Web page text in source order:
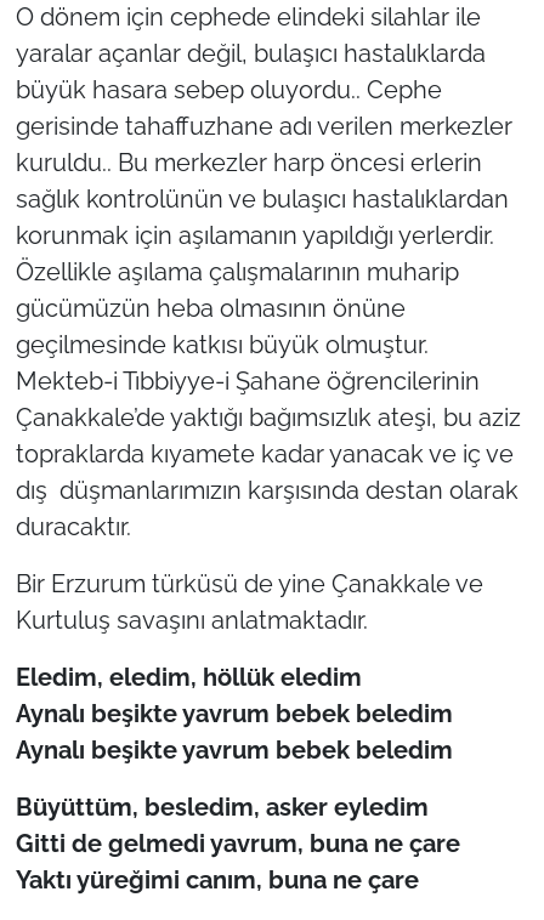
O dönem için cephede elindeki silahlar ile
yaralar açanlar değil, bulaşıcı hastalıklarda
büyük hasara sebep oluyordu.. Cephe
gerisinde tahaffuzhane adı verilen merkezler
kuruldu.. Bu merkezler harp öncesi erlerin
sağlık kontrolünün ve bulaşıcı hastalıklardan
korunmak için aşılamanın yapıldığı yerlerdir.
Özellikle aşılama çalışmalarının muharip
gücümüzün heba olmasının önüne
geçilmesinde katkısı büyük olmuştur.
Mekteb-i Tıbbiyye-i Şahane öğrencilerinin
Çanakkale’de yaktığı bağımsızlık ateşi, bu aziz
topraklarda kıyamete kadar yanacak ve iç ve
dış düşmanlarımızın karşısında destan olarak
duracaktır.
Bir Erzurum türküsü de yine Çanakkale ve
Kurtuluş savaşını anlatmaktadır.
Eledim, eledim, höllük eledim
Aynalı beşikte yavrum bebek beledim
Aynalı beşikte yavrum bebek beledim
Büyüttüm, besledim, asker eyledim
Gitti de gelmedi yavrum, buna ne çare
Yaktı yüreğimi canım, buna ne çare